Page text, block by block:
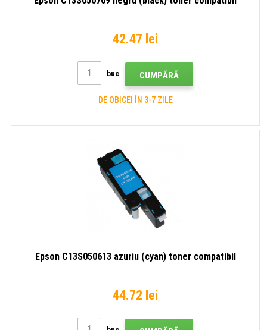
42.47 lei
buc CUMPĂRĂ
DE OBICEI ÎN 3-7 ZILE
Epson C13S050613 azuriu (cyan) toner compatibil
44.72 lei